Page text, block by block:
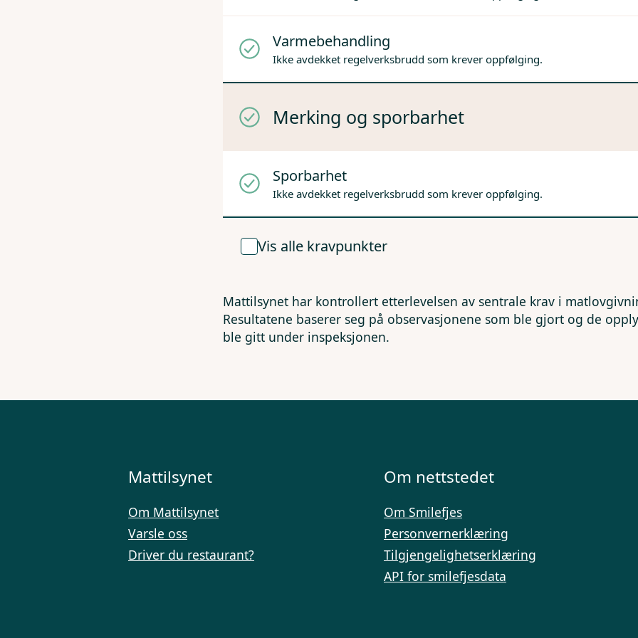
Varmebehandling
Ikke avdekket regelverksbrudd som krever oppfølging.
Merking og sporbarhet
Sporbarhet
Ikke avdekket regelverksbrudd som krever oppfølging.
Vis alle kravpunkter
Mattilsynet har kontrollert etterlevelsen av sentrale krav i
Resultatene baserer seg på observasjonene som ble gjort og de
ble gitt under inspeksjonen.
Mattilsynet
Om Mattilsynet
Varsle oss
Driver du restaurant?
Om nettstedet
Om Smilefjes
Personvernerklæring
Tilgjengelighetserklæring
API for smilefjesdata